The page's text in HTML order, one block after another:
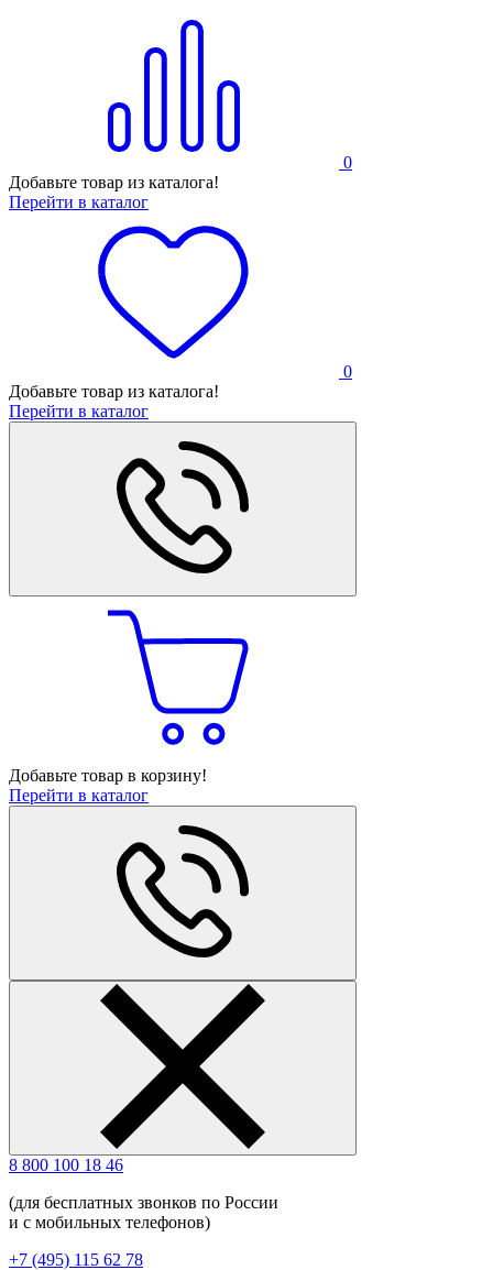
0
Добавьте товар из каталога!
Перейти в каталог
0
Добавьте товар из каталога!
Перейти в каталог
Добавьте товар в корзину!
Перейти в каталог
8 800 100 18 46
(для бесплатных звонков по России
и с мобильных телефонов)
+7 (495) 115 62 78